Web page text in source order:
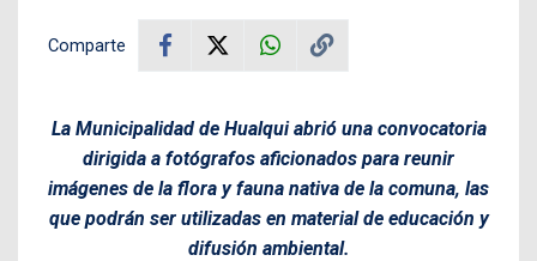
Comparte
La Municipalidad de Hualqui abrió una convocatoria
dirigida a fotógrafos aficionados para reunir
imágenes de la flora y fauna nativa de la comuna, las
que podrán ser utilizadas en material de educación y
difusión ambiental.